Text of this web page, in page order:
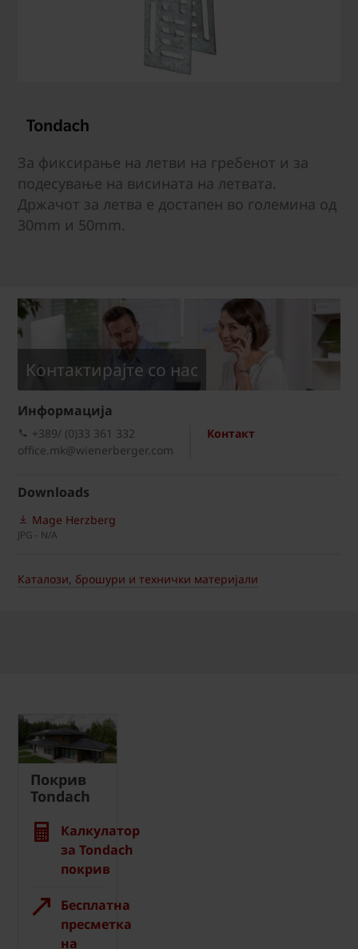
За фиксирање на летви на гребенот и за
подесување на висината на летвата.
Држачот за летва е достапен во големина од
30mm и 50mm.
Kонтактирајте со нас
Информациja
Контакт
+389/ (0)33 361 332
office.mk@wienerberger.com
Downloads
Mage Herzberg
JPG - N/A
Каталози, брошури и технички материјали
Покрив
Tondach
Калкулатор
за Tondach
покрив
Бесплатна
пресметка
на